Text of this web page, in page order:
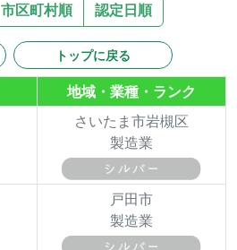
市区町村順 認定日順
トップに戻る
地域・業種・ランク
さいたま市岩槻区
製造業
戸田市
製造業